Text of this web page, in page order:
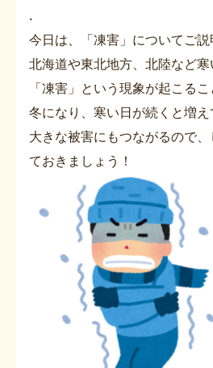
.
今日は、「凍害」についてご説
北海道や東北地方、北陸など
「凍害」という現象が起こるこ
冬になり、寒い日が続くと増え
大きな被害にもつながるので
ておきましょう！